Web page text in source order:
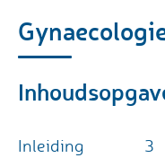
Inleiding
3